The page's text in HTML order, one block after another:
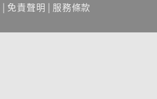
| 免責聲明 | 服務條款